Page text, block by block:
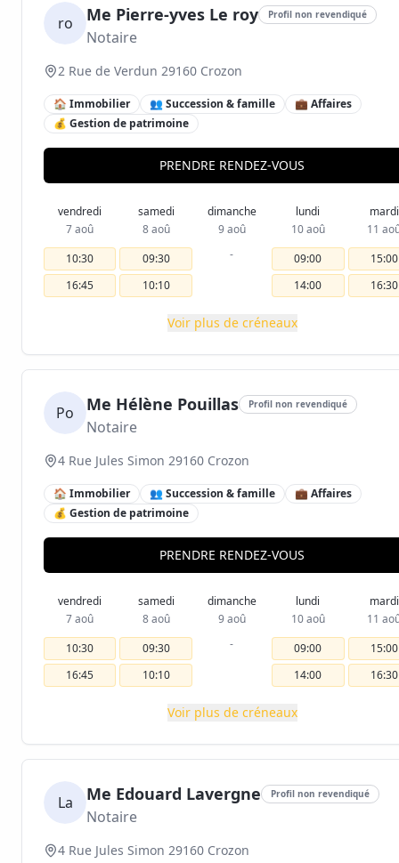
ro Me Pierre-yves Le roy Profil non revendiqué
Notaire
2 Rue de Verdun 29160 Crozon
🏠 Immobilier 👥 Succession & famille
💼 Affaires
💰 Gestion de patrimoine
PRENDRE RENDEZ-VOUS
vendredi
7 aoû
10:30
16:45
samedi
8 aoû
09:30
10:10
dimanche
9 aoû
-
lundi
10 aoû
09:00
14:00
mardi
11
15:00
16:30
Voir plus de créneaux
Po Me Hélène Pouillas Profil non revendiqué
Notaire
4 Rue Jules Simon 29160 Crozon
🏠 Immobilier 👥 Succession & famille
💼 Affaires
💰 Gestion de patrimoine
PRENDRE RENDEZ-VOUS
vendredi
7 aoû
10:30
16:45
samedi
8 aoû
09:30
10:10
dimanche
9 aoû
-
lundi
10 aoû
09:00
14:00
mardi
11
15:00
16:30
Voir plus de créneaux
La Me Edouard Lavergne Profil non revendiqué
Notaire
4 Rue Jules Simon 29160 Crozon